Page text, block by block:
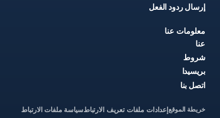
إرسال ردود الفعل
معلومات عنا
عنا
شروط
بريسيدا
اتصل بنا
خريطة الموقعإعدادات ملفات تعريف الارتباطسياسة ملفات الارتباط